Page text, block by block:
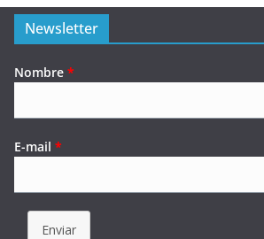
Newsletter
Nombre *
E-mail *
Enviar